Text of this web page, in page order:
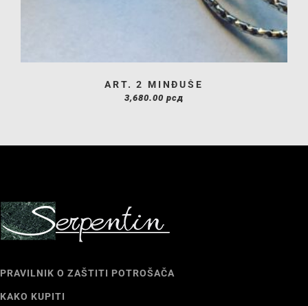
ART. 2 MINĐUŠE
3,680.00 рсд
PRAVILNIK O ZAŠTITI POTROŠAČA
KAKO KUPITI